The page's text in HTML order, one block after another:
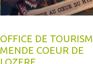
OFFICE DE
MENDE COEUR DE
LOZERE